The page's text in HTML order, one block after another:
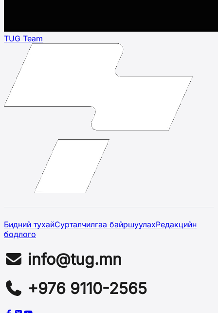
TUG Team
Бидний тухайСурталчилгаа байршуулахРедакцийн
бодлого
info@tug.mn
+976 9110-2565